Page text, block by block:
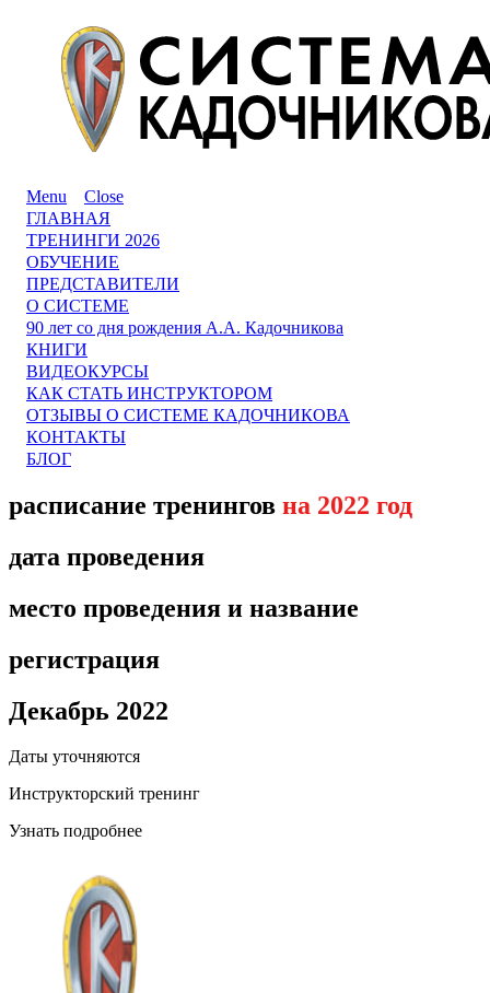
Menu
Close
ГЛАВНАЯ
ТРЕНИНГИ 2026
ОБУЧЕНИЕ
ПРЕДСТАВИТЕЛИ
О СИСТЕМЕ
90 лет со дня рождения А.А. Кадочникова
КНИГИ
ВИДЕОКУРСЫ
КАК СТАТЬ ИНСТРУКТОРОМ
ОТЗЫВЫ О СИСТЕМЕ КАДОЧНИКОВА
КОНТАКТЫ
БЛОГ
расписание тренингов на 2022 год
дата проведения
место проведения и название
регистрация
Декабрь 2022
Даты уточняются
Инструкторский тренинг
Узнать подробнее